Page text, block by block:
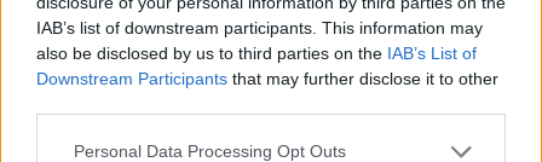
IAB’s list of downstream participants. This information may
also be disclosed by us to third parties on the IAB’s List of
Downstream Participants that may further disclose it to other
Please note that this website/app uses one or more Google
Personal Data Processing Opt Outs
Τα ειπαμε ολα αραγε?
Οχι βεβαια, αλλα εγινε μια αρχη,
και παντα πεποιθηση μου ηταν, οτι αν απο το μηδεν εχεις
δημιουργησει το πρωτο λιθο στο οικοδομημα σου εχεις